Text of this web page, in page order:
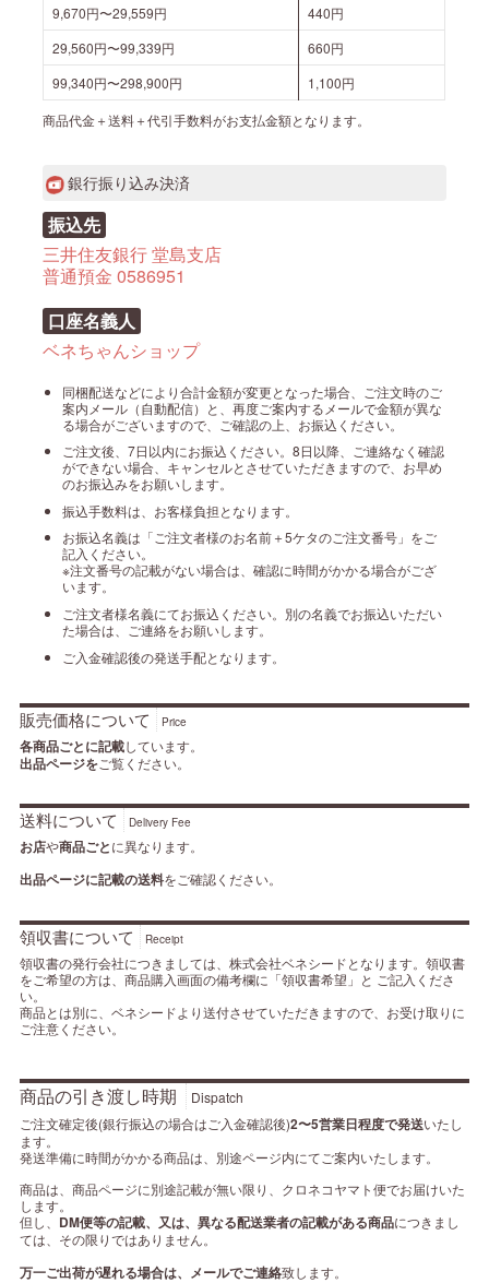
9,670円〜29,559円
440円
29,560円〜99,339円
660円
99,340円〜298,900円
1,100円
商品代金＋送料＋代引手数料がお支払金額となります。
銀行振り込み決済
振込先
三井住友銀行 堂島支店
普通預金 0586951
口座名義人
ベネちゃんショップ
同梱配送などにより合計金額が変更となった場合、ご注文時のご
案内メール（自動配信）と、再度ご案内するメールで金額が異な
る場合がございますので、ご確認の上、お振込ください。
ご注文後、7日以内にお振込ください。8日以降、ご連絡なく確認
ができない場合、キャンセルとさせていただきますので、お早め
のお振込みをお願いします。
振込手数料は、お客様負担となります。
お振込名義は「ご注文者様のお名前＋5ケタのご注文番号」をご
記入ください。
※注文番号の記載がない場合は、確認に時間がかかる場合がござ
います。
ご注文者様名義にてお振込ください。別の名義でお振込いただい
た場合は、ご連絡をお願いします。
ご入金確認後の発送手配となります。
販売価格について Price
各商品ごとに記載しています。
出品ページをご覧ください。
送料について Delivery Fee
お店や商品ごとに異なります。
出品ページに記載の送料をご確認ください。
領収書について Receipt
領収書の発行会社につきましては、株式会社ベネシードとなります。領収書
をご希望の方は、商品購入画面の備考欄に「領収書希望」と ご記入くださ
い。
商品とは別に、ベネシードより送付させていただきますので、お受け取りに
ご注意ください。
商品の引き渡し時期
Dispatch
ご注文確定後(銀行振込の場合はご入金確認後)2〜5営業日程度で発送いたし
ます。
発送準備に時間がかかる商品は、別途ページ内にてご案内いたします。
商品は、商品ページに別途記載が無い限り、クロネコヤマト便でお届けいた
します。
但し、 DM便等の記載、又は、異なる配送業者の記載がある商品につきまし
ては、その限りではありません。
万一ご出荷が遅れる場合は、メールでご連絡致します。